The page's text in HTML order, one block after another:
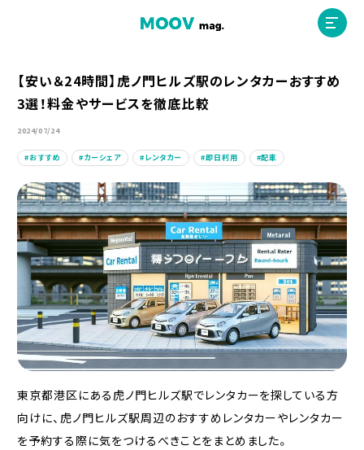
ホーム
MOOVマガジン利用規約
お問合せ
人材募集（ライター、配車スタッフ、デザイナー）
【安い＆24時間】虎ノ門ヒルズ駅のレンタカーおすすめ
3選！料金やサービスを徹底比較
2024/07/24
おすすめ カーシェア レンタカー 即日利用 配車
東京都港区にある虎ノ門ヒルズ駅でレンタカーを探している方
向けに、虎ノ門ヒルズ駅周辺のおすすめレンタカーやレンタカー
を予約する際に気をつけるべきことをまとめました。